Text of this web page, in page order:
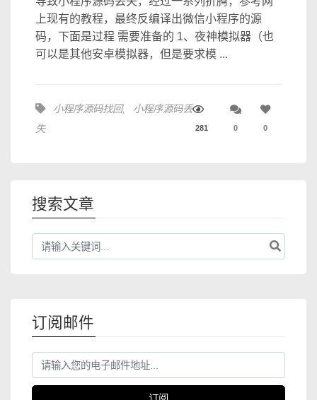
上现有的教程，最终反编译出微信小程序的源
码，下面是过程 需要准备的 1、夜神模拟器（也
可以是其他安卓模拟器，但是要求模 ...
小程序源码找回,
小程序源码丢
失
281 0 0
搜索文章
订阅邮件